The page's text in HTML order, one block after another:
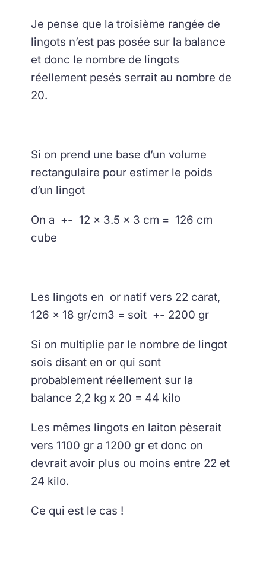
Je pense que la troisième rangée de
lingots n’est pas posée sur la balance
et donc le nombre de lingots
réellement pesés serrait au nombre de
20.
Si on prend une base d’un volume
rectangulaire pour estimer le poids
d’un lingot
On a +- 12 x 3.5 x 3 cm = 126 cm
cube
Les lingots en or natif vers 22 carat,
126 x 18 gr/cm3 = soit +- 2200 gr
Si on multiplie par le nombre de lingot
sois disant en or qui sont
probablement réellement sur la
balance 2,2 kg x 20 = 44 kilo
Les mêmes lingots en laiton pèserait
vers 1100 gr a 1200 gr et donc on
devrait avoir plus ou moins entre 22 et
24 kilo.
Ce qui est le cas !